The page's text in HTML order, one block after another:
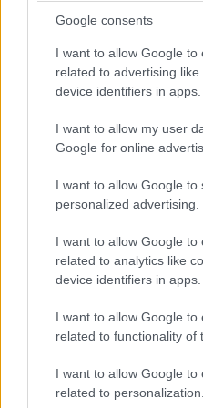
Google consents
I want to allow Google to
related to advertising
device identifiers in apps.
I want to allow my user
Google for online
I want to allow Google to
personalized advertising.
I want to allow Google to
related to analytics like
device identifiers in apps.
I want to allow Google to
related to functionality of
I want to allow Google to
related to personalization.
Kilőtt a VPN-ek
az Egyesült
személyi kell a
Vörös Lóránd|2025 július 29.
Az Egyesült Királyság
VPN-nel kerülnek meg.
Július 25-én lépett életbe